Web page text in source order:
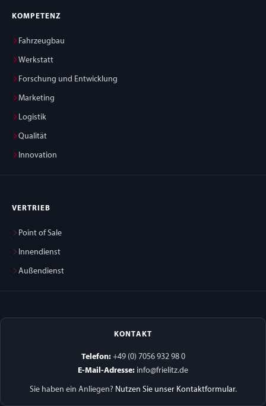
KOMPETENZ
Fahrzeugbau
Werkstatt
Forschung und Entwicklung
Marketing
Logistik
Qualität
Innovation
VERTRIEB
Point of Sale
Innendienst
Außendienst
KONTAKT
Telefon:+49 (0) 7056 932 98 0
E-Mail-Adresse: info@frielitz.de
Sie haben ein Anliegen? Nutzen Sie unser Kontaktformular.